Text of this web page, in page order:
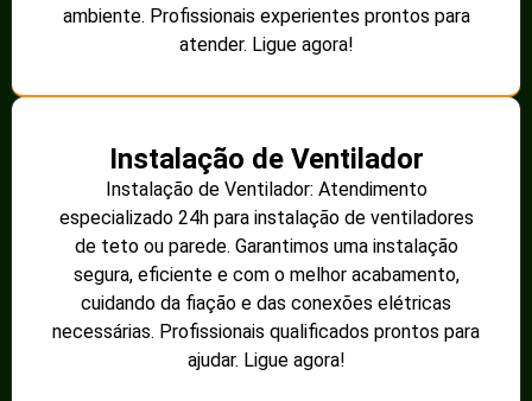
ambiente. Profissionais experientes prontos para
atender. Ligue agora!
Instalação de Ventilador
Instalação de Ventilador: Atendimento
especializado 24h para instalação de ventiladores
de teto ou parede. Garantimos uma instalação
segura, eficiente e com o melhor acabamento,
cuidando da fiação e das conexões elétricas
necessárias. Profissionais qualificados prontos para
ajudar. Ligue agora!